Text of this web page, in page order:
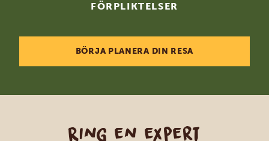
FÖRPLIKTELSER
BÖRJA PLANERA DIN RESA
Ring en expert